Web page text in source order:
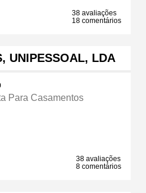
38 avaliações
18 comentários
UNIPESSOAL, LDA
Para Casamentos
38 avaliações
8 comentários